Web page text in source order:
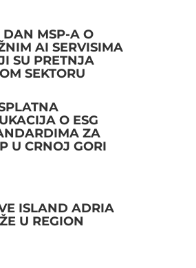
DAN MSP-A O
AI SERVISIMA
SU PRETNJA
SEKTORU
O ESG
ZA
U CRNOJ GORI
ISLAND ADRIA
U REGION